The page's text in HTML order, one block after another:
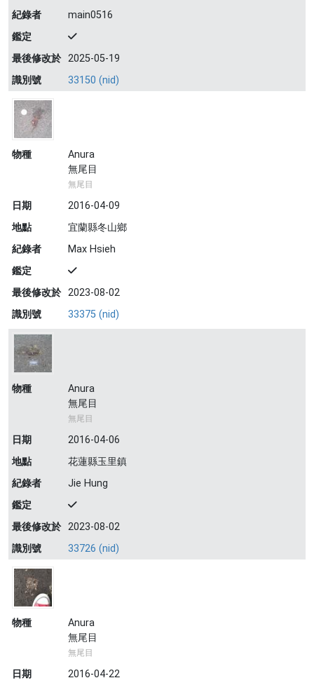
紀錄者
main0516
鑑定
最後修改於 2025-05-19
識別號
33150 (nid)
物種
Anura
無尾目
無尾目
日期
2016-04-09
地點
宜蘭縣冬山鄉
紀錄者
Max Hsieh
鑑定
最後修改於 2023-08-02
識別號
33375 (nid)
物種
Anura
無尾目
無尾目
日期
2016-04-06
地點
花蓮縣玉里鎮
紀錄者
Jie Hung
鑑定
最後修改於 2023-08-02
識別號
33726 (nid)
物種
Anura
無尾目
無尾目
日期
2016-04-22